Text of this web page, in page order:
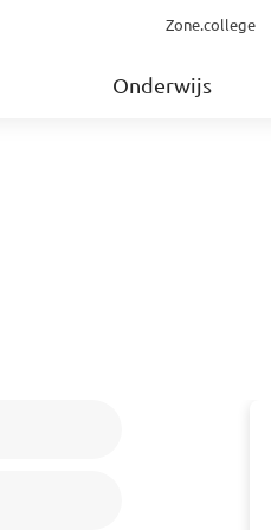
Zone.college
Onderwijs